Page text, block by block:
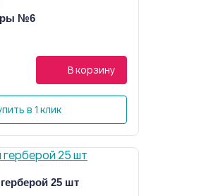
№6
В корзину
в 1 клик
25 шт